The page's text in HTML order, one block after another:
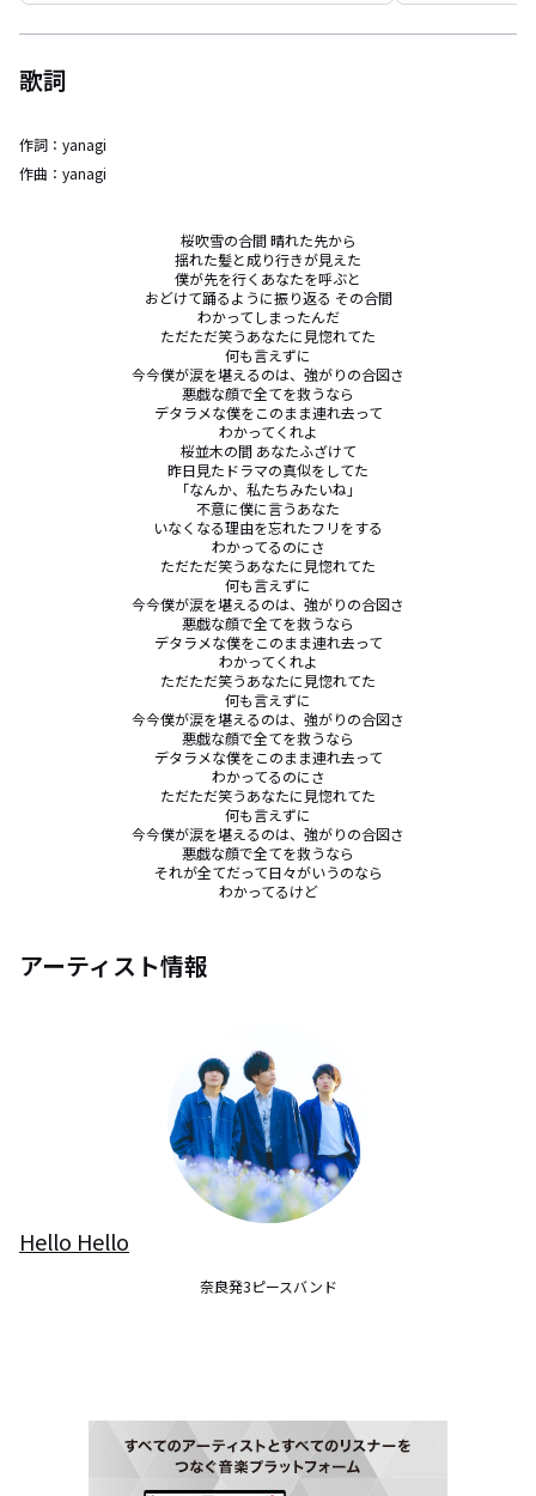
歌詞
作詞： yanagi
作曲： yanagi
桜吹雪の合間 晴れた先から
揺れた髪と成り行きが見えた
僕が先を行くあなたを呼ぶと
おどけて踊るように振り返る その合間
わかってしまったんだ
ただただ笑うあなたに見惚れてた
何も言えずに
今今僕が涙を堪えるのは、強がりの合図さ
悪戯な顔で全てを救うなら
デタラメな僕をこのまま連れ去って
わかってくれよ
桜並木の間 あなたふざけて
昨日見たドラマの真似をしてた
「なんか、私たちみたいね」
不意に僕に言うあなた
いなくなる理由を忘れたフリをする
わかってるのにさ
ただただ笑うあなたに見惚れてた
何も言えずに
今今僕が涙を堪えるのは、強がりの合図さ
悪戯な顔で全てを救うなら
デタラメな僕をこのまま連れ去って
わかってくれよ
ただただ笑うあなたに見惚れてた
何も言えずに
今今僕が涙を堪えるのは、強がりの合図さ
悪戯な顔で全てを救うなら
デタラメな僕をこのまま連れ去って
わかってるのにさ
ただただ笑うあなたに見惚れてた
何も言えずに
今今僕が涙を堪えるのは、強がりの合図さ
悪戯な顔で全てを救うなら
それが全てだって日々がいうのなら
わかってるけど
アーティスト情報
Hello Hello
奈良発3ピースバンド